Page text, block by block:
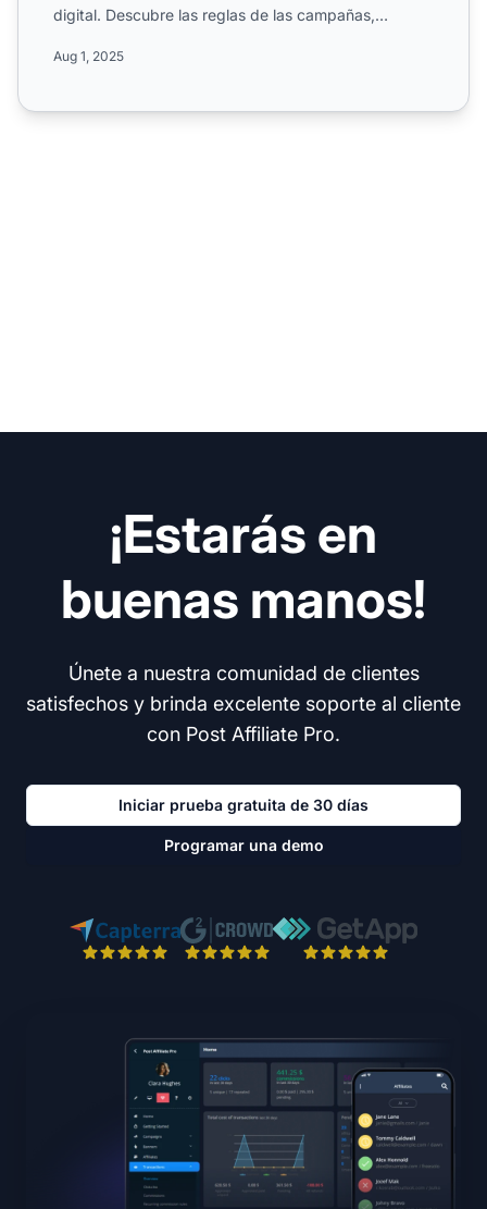
digital. Descubre las reglas de las campañas,
Aug 1, 2025
¡Estarás en
buenas manos!
Únete a nuestra comunidad de clientes
satisfechos y brinda excelente soporte al cliente
con Post Affiliate Pro.
Iniciar prueba gratuita de 30 días
Programar una demo